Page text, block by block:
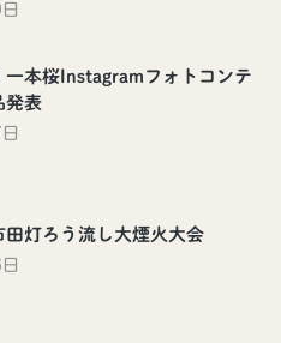
一本桜Instagramフォトコンテ
発表
灯ろう流し大煙火大会